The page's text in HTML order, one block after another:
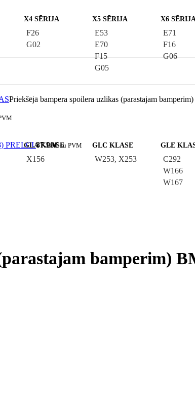
X4 SĒRIJA
F26
G02
X5 SĒRIJA
E53
E70
F15
G05
X6
E71
F16
G06
GLA KLASE
X156
GLC KLASE
W253, X253
GLE
C292
W166
W167
Priekšējā bampera spoilera uzlikas (parastajam
PRELCI87.90€ su PVM
bamperim)